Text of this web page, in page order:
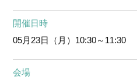
開催日時
05月23日（月） 10:30～11:30
会場